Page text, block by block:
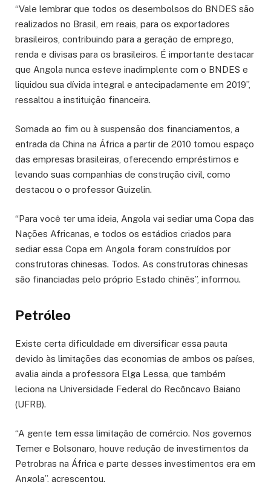
“Vale lembrar que todos os desembolsos do BNDES são
realizados no Brasil, em reais, para os exportadores
brasileiros, contribuindo para a geração de emprego,
renda e divisas para os brasileiros. É importante destacar
que Angola nunca esteve inadimplente com o BNDES e
liquidou sua dívida integral e antecipadamente em 2019”,
ressaltou a instituição financeira.
Somada ao fim ou à suspensão dos financiamentos, a
entrada da China na África a partir de 2010 tomou espaço
das empresas brasileiras, oferecendo empréstimos e
levando suas companhias de construção civil, como
destacou o o professor Guizelin.
“Para você ter uma ideia, Angola vai sediar uma Copa das
Nações Africanas, e todos os estádios criados para
sediar essa Copa em Angola foram construídos por
construtoras chinesas. Todos. As construtoras chinesas
são financiadas pelo próprio Estado chinês”, informou.
Petróleo
Existe certa dificuldade em diversificar essa pauta
devido às limitações das economias de ambos os países,
avalia ainda a professora Elga Lessa, que também
leciona na Universidade Federal do Recôncavo Baiano
(UFRB).
“A gente tem essa limitação de comércio. Nos governos
Temer e Bolsonaro, houve redução de investimentos da
Petrobras na África e parte desses investimentos era em
Angola”, acrescentou.